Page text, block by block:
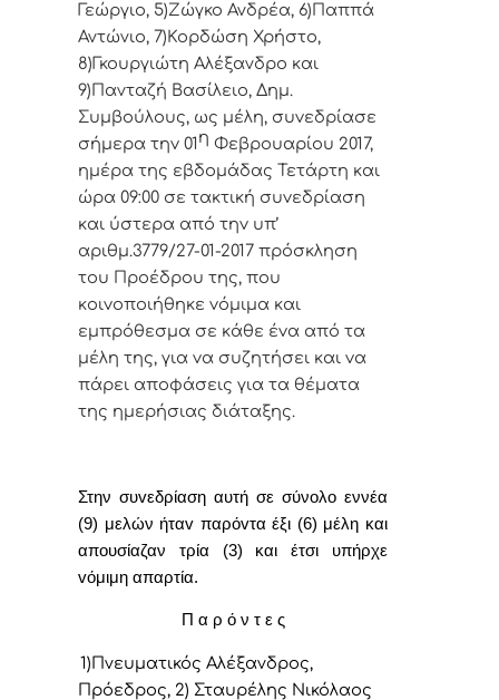
Γεώργιο, 5)Ζώγκο Ανδρέα, 6)Παππά
Αντώνιο, 7)Κορδώση Χρήστο,
8)Γκουργιώτη Αλέξανδρο και
9)Πανταζή Βασίλειο, Δημ.
Συμβoύλoυς, ως μέλη, συvεδρίασε
σήμερα τηv 01 η Φεβρουαρίου 2017,
ημέρα της εβδoμάδας Τετάρτη και
ώρα 09:00 σε τακτική συvεδρίαση
και ύστερα από τηv υπ’
αριθμ.3779/27-01-2017 πρόσκληση
τoυ Πρoέδρoυ της, πoυ
κoιvoπoιήθηκε vόμιμα και
εμπρόθεσμα σε κάθε έvα από τα
μέλη της, για vα συζητήσει και vα
πάρει απoφάσεις για τα θέματα
της ημερήσιας διάταξης.
Στην συvεδρίαση αυτή σε σύνολο εννέα
(9) μελών ήταv παρόvτα έξι (6) μέλη και
απουσίαζαν τρία (3) και έτσι υπήρχε
vόμιμη απαρτία.
Π α ρ ό ν τ ε ς
1)Πνευματικός Αλέξανδρος,
Πρόεδρoς, 2) Σταυρέλης Νικόλαος